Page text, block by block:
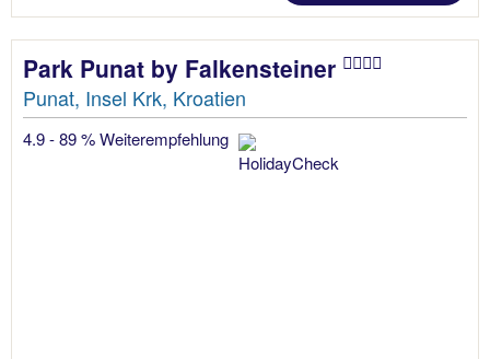
Park Punat by Falkensteiner
Punat, Insel Krk, Kroatien
4.9 - 89 % Weiterempfehlung